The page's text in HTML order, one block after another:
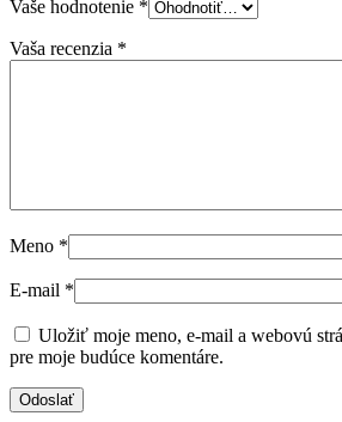
Vaše hodnotenie *
Vaša recenzia *
Meno *
E-mail *
Uložiť moje meno, e-mail a webovú
pre moje budúce komentáre.